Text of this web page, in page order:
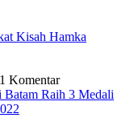
Kisah Hamka
1 Komentar
Batam Raih 3 Medali